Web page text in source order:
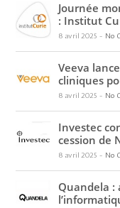
Journée
: Institut
8 avril 2025- No
Veeva
cliniques
8 avril 2025- No
Investec
cession de
8 avril 2025- No
Quandela :